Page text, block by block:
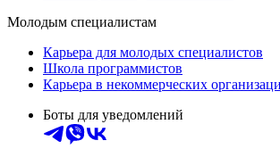
Молодым специалистам
Карьера для молодых специалистов
Школа программистов
Карьера в некоммерческих
Боты для уведомлений